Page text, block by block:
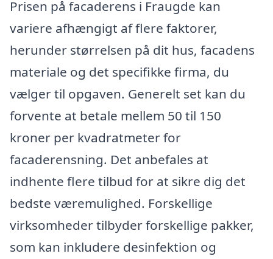
Prisen på facaderens i Fraugde kan
variere afhængigt af flere faktorer,
herunder størrelsen på dit hus, facadens
materiale og det specifikke firma, du
vælger til opgaven. Generelt set kan du
forvente at betale mellem 50 til 150
kroner per kvadratmeter for
facaderensning. Det anbefales at
indhente flere tilbud for at sikre dig det
bedste væremulighed. Forskellige
virksomheder tilbyder forskellige pakker,
som kan inkludere desinfektion og